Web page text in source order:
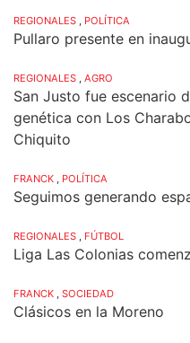
REGIONALES , POLÍTICA
Pullaro presente en
REGIONALES , AGRO
San Justo fue escenario
genética con Los
Chiquito
FRANCK , POLÍTICA
Seguimos generando
REGIONALES , FÚTBOL
Liga Las Colonias
FRANCK , SOCIEDAD
Clásicos en la Moreno